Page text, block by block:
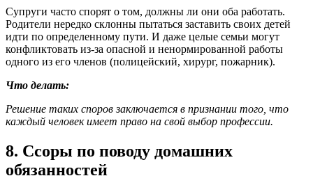
Супруги часто спорят о том, должны ли они оба работать.
Родители нередко склонны пытаться заставить своих детей
идти по определенному пути. И даже целые семьи могут
конфликтовать из-за опасной и ненормированной работы
одного из его членов (полицейский, хирург, пожарник).
Что делать:
Решение таких споров заключается в признании того, что
каждый человек имеет право на свой выбор профессии.
8. Ссоры по поводу домашних
обязанностей